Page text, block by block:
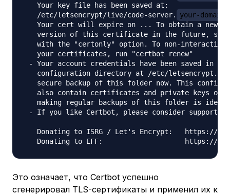
   Your key file has been saved at:
   /etc/letsencrypt/live/code-server.
your-domain
Your cert will expire on ... To obtain a new
version of this certificate in the future,
with the "certonly" option. To non-
   your certificates, run "certbot renew"
- Your account credentials have been saved in
configuration directory at /etc/letsencrypt.
secure backup of this folder now. This
also contain certificates and private keys
   making regular backups of this folder is ideal.
- If you like Certbot, please consider
Donating to ISRG / Let's Encrypt:   https://
Это означает, что Certbot успешно
сгенерировал TLS-сертификаты и применил их к